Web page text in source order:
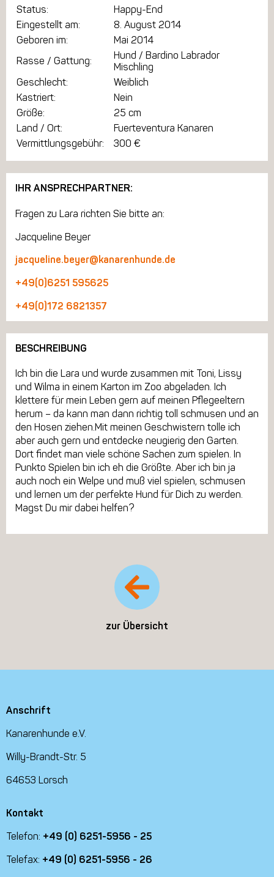
Status:
Happy-End
Eingestellt am:
8. August 2014
Geboren im:
Mai 2014
Rasse / Gattung:
Hund / Bardino Labrador
Mischling
Geschlecht:
Weiblich
Kastriert:
Nein
Größe:
25 cm
Land / Ort:
Fuerteventura Kanaren
Vermittlungsgebühr:
300 €
IHR ANSPRECHPARTNER:
Fragen zu Lara richten Sie bitte an:
Jacqueline Beyer
jacqueline.beyer@kanarenhunde.de
+49(0)6251 595625
+49(0)172 6821357
BESCHREIBUNG
Ich bin die Lara und wurde zusammen mit Toni, Lissy
und Wilma in einem Karton im Zoo abgeladen. Ich
klettere für mein Leben gern auf meinen Pflegeeltern
herum – da kann man dann richtig toll schmusen und an
den Hosen ziehen.Mit meinen Geschwistern tolle ich
aber auch gern und entdecke neugierig den Garten.
Dort findet man viele schöne Sachen zum spielen. In
Punkto Spielen bin ich eh die Größte. Aber ich bin ja
auch noch ein Welpe und muß viel spielen, schmusen
und lernen um der perfekte Hund für Dich zu werden.
Magst Du mir dabei helfen?
zur Übersicht
Anschrift
Kanarenhunde e.V.
Willy-Brandt-Str. 5
64653 Lorsch
Kontakt
Telefon: +49 (0) 6251-5956 - 25
Telefax: +49 (0) 6251-5956 - 26